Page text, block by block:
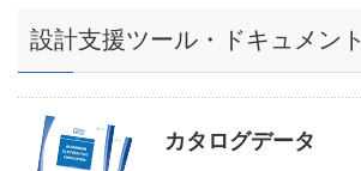
設計支援ツール・ドキュメント
カタログデータ